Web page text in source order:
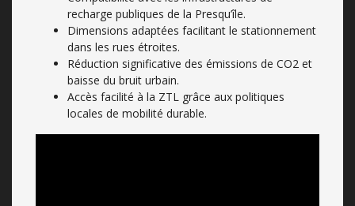
recharge publiques de la Presqu’île.
Dimensions adaptées facilitant le stationnement
dans les rues étroites.
Réduction significative des émissions de CO2 et
baisse du bruit urbain.
Accès facilité à la ZTL grâce aux politiques
locales de mobilité durable.